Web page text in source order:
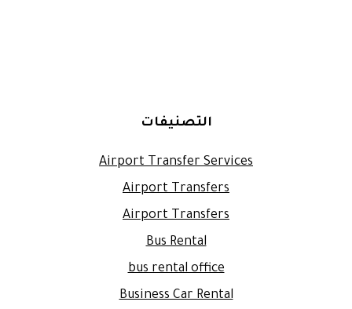
التصنيفات
Airport Transfer Services
Airport Transfers
Airport Transfers
Bus Rental
bus rental office
Business Car Rental